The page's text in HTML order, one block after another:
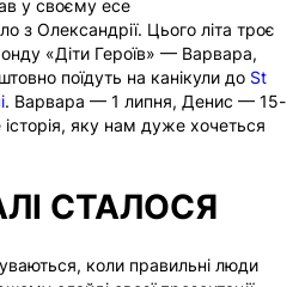
у своєму есе
з Олександрії. Цього літа троє
«Діти Героїв» — Варвара,
поїдуть на канікули до St
. Варвара — 1 липня, Денис — 15-
історія, яку нам дуже хочеться
СТАЛОСЯ
коли правильні люди